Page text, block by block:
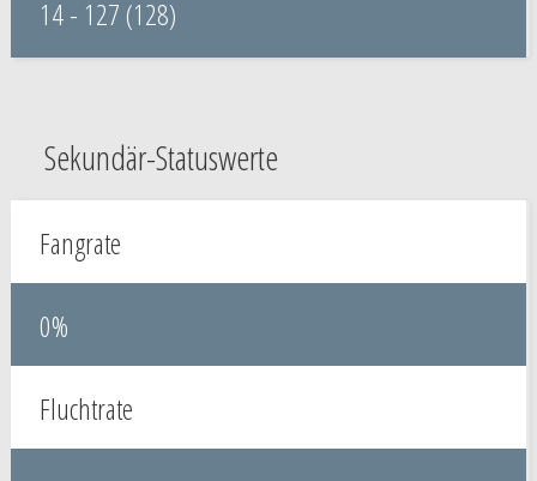
14 - 127 (128)
Sekundär-Statuswerte
Fangrate
0%
Fluchtrate